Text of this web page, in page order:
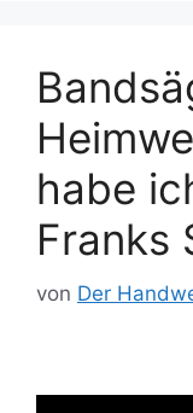
habe
Franks
von Der